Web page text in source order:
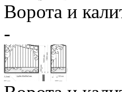
Ворота и
-